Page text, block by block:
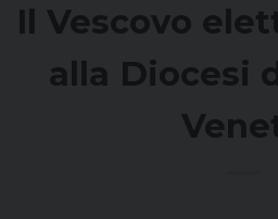
Il Vescovo
alla Diocesi